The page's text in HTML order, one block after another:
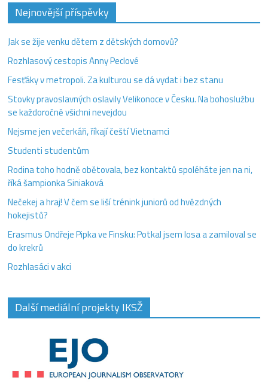
Nejnovější příspěvky
Jak se žije venku dětem z dětských domovů?
Rozhlasový cestopis Anny Peclové
Fesťáky v metropoli. Za kulturou se dá vydat i bez stanu
Stovky pravoslavných oslavily Velikonoce v Česku. Na bohoslužbu
se každoročně všichni nevejdou
Nejsme jen večerkáři, říkají čeští Vietnamci
Studenti studentům
Rodina toho hodně obětovala, bez kontaktů spoléháte jen na ni,
říká šampionka Siniaková
Nečekej a hraj! V čem se liší trénink juniorů od hvězdných
hokejistů?
Erasmus Ondřeje Pipka ve Finsku: Potkal jsem losa a zamiloval se
do krekrů
Rozhlasáci v akci
Další mediální projekty IKSŽ